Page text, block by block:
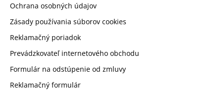
Ochrana osobných údajov
Zásady používania súborov cookies
Reklamačný poriadok
Prevádzkovateľ internetového obchodu
Formulár na odstúpenie od zmluvy
Reklamačný formulár